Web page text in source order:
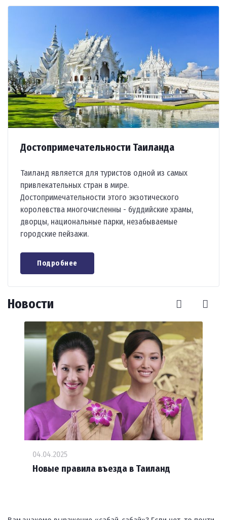
Достопримечательности Таиланда
Таиланд является для туристов одной из самых
привлекательных стран в мире.
Достопримечательности этого экзотического
королевства многочисленны - буддийские храмы,
дворцы, национальные парки, незабываемые
городские пейзажи.
Подробнее
Новости
04.04.2025
Новые правила въезда в Таиланд